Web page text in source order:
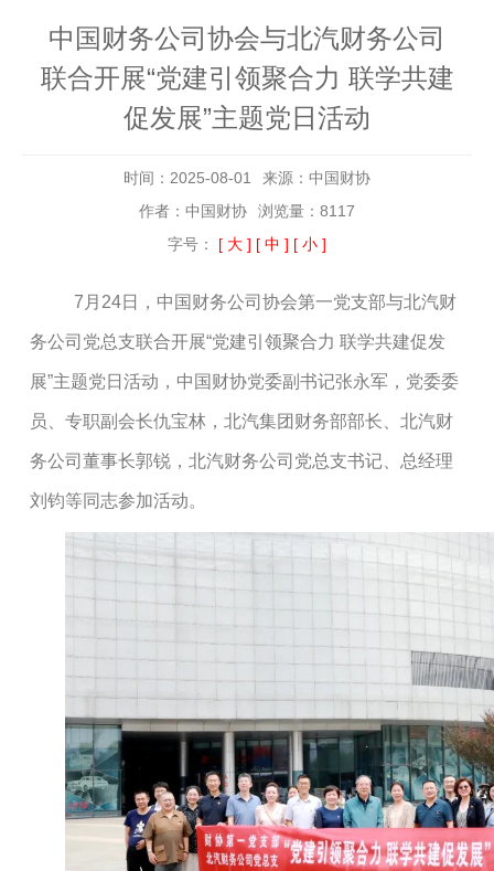
中国财务公司协会与北汽财务公司
联合开展“党建引领聚合力 联学共建
促发展”主题党日活动
时间：2025-08-01
来源：中国财协
作者：中国财协
浏览量：8117
字号： [ 大 ] [ 中 ] [ 小 ]
7月24日，中国财务公司协会第一党支部与北汽财
务公司党总支联合开展“党建引领聚合力 联学共建促发
展”主题党日活动，中国财协党委副书记张永军，党委委
员、专职副会长仇宝林，北汽集团财务部部长、北汽财
务公司董事长郭锐，北汽财务公司党总支书记、总经理
刘钧等同志参加活动。